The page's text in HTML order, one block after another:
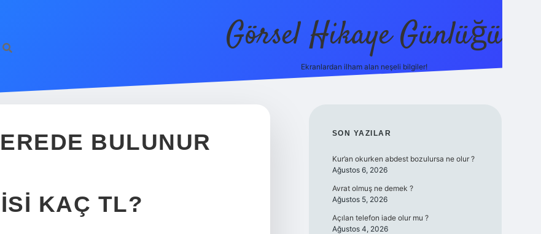
Görsel Hikaye Günlüğü
Ekranlardan ilham alan neşeli bilgiler!
BULUNUR
KAÇ TL?
SIDEBAR
SON YAZILAR
Kur’an okurken abdest bozulursa ne olur ?
Ağustos 6, 2026
Avrat olmuş ne demek ?
Ağustos 5, 2026
Açılan telefon iade olur mu ?
Ağustos 4, 2026